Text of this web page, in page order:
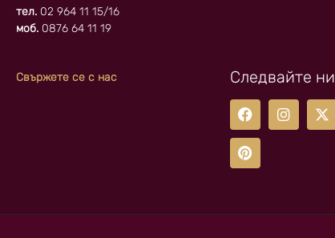
тел. 02 964 11 15/16
моб. 0876 64 11 19
Свържете се с нас Следвайте ни